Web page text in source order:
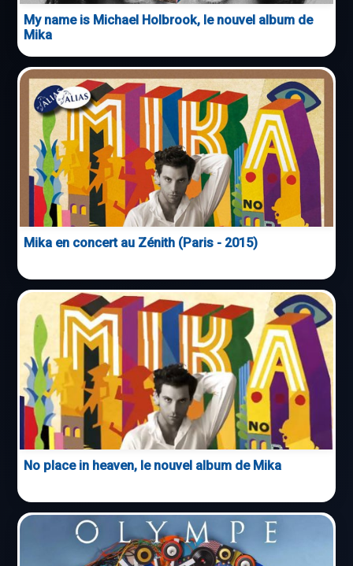
My name is Michael Holbrook, le nouvel album de
Mika
Mika en concert au Zénith (Paris - 2015)
No place in heaven, le nouvel album de Mika